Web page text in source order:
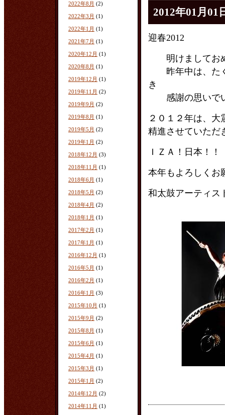
2022年8月 (2)
2022年3月 (1)
2022年1月 (1)
2021年7月 (1)
2020年12月 (1)
2020年8月 (1)
2019年12月 (1)
2019年11月 (2)
2019年9月 (2)
2019年8月 (1)
2019年5月 (2)
2019年1月 (2)
2018年12月 (3)
2018年11月 (1)
2018年6月 (1)
2018年5月 (2)
2018年4月 (2)
2018年1月 (1)
2017年2月 (1)
2017年1月 (1)
2016年12月 (1)
2016年5月 (1)
2016年2月 (1)
2016年1月 (3)
2015年10月 (1)
2015年9月 (2)
2015年8月 (1)
2015年6月 (1)
2015年4月 (1)
2015年3月 (1)
2015年1月 (2)
2014年12月 (2)
2014年11月 (1)
2012年01月01
迎春2012
明けましてお
昨年中は、たく
き
感謝の思いで
２０１２年は、
精進させていただ
ＩＺＡ！日本！！
本年もよろしくお
和太鼓アーテ